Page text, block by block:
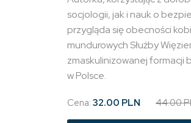
socjologii, jak i nauk o
przygląda się obecności
mundurowych Służby
zmaskulinizowanej formacji
w Polsce.
Cena: 32.00 PLN 44.00